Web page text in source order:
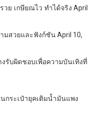
ย เกษียณไว ทำได้จริง April
มสวยและฟังก์ชันApril 10,
รับผิดชอบเพื่อความบันเทิงที่
กระเป๋ายุคเติมน้ำมันแพง